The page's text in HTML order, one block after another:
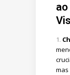
mas